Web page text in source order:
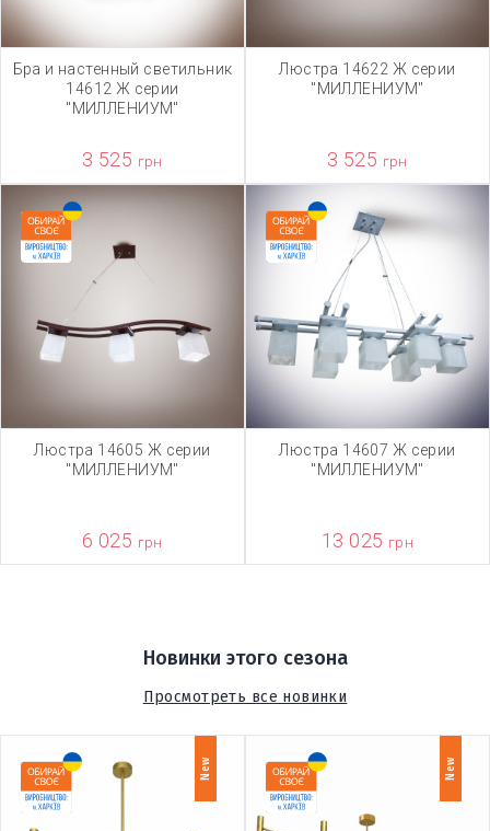
Бра и настенный светильник
14612 Ж серии
"МИЛЛЕНИУМ"
3 525 грн
Люстра 14622 Ж серии
"МИЛЛЕНИУМ"
3 525 грн
Люстра 14605 Ж серии
"МИЛЛЕНИУМ"
6 025 грн
Люстра 14607 Ж серии
"МИЛЛЕНИУМ"
13 025 грн
Новинки этого сезона
Просмотреть все новинки
New New